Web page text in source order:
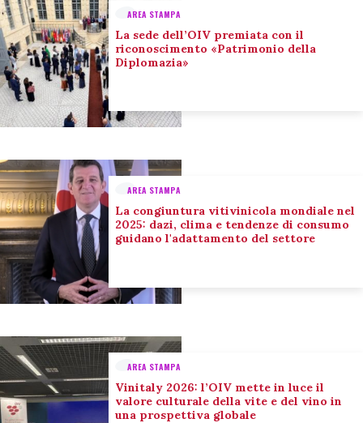
AREA STAMPA
La sede dell’OIV premiata con il
riconoscimento «Patrimonio della
Diplomazia»
AREA STAMPA
La congiuntura vitivinicola mondiale nel
2025: dazi, clima e tendenze di consumo
guidano l'adattamento del settore
AREA STAMPA
Vinitaly 2026: l’OIV mette in luce il
valore culturale della vite e del vino in
una prospettiva globale